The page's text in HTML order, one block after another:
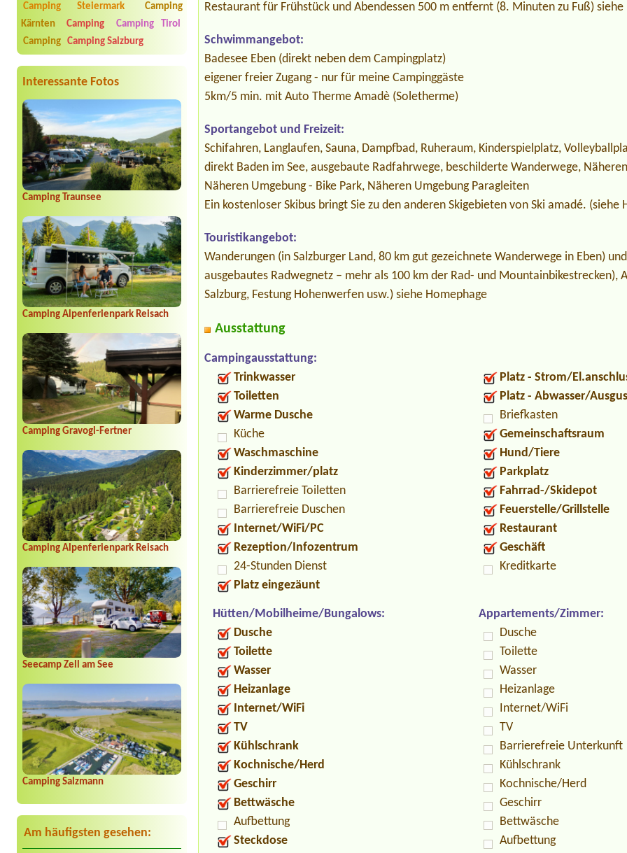
Camping Steiermark
Camping
Kärnten
Camping
Camping Tirol
Camping Camping Salzburg
Interessante Fotos
Camping Traunsee
Camping Alpenferienpark Reisach
Camping Gravogl-Fertner
Camping Alpenferienpark Reisach
Seecamp Zell am See
Camping Salzmann
Am häufigsten gesehen:
Restaurant für Frühstück und Abendessen 500 m entfernt (8. Minuten zu Fuß) siehe
Schwimmangebot:
Badesee Eben (direkt neben dem Campingplatz)
eigener freier Zugang - nur für meine Campinggäste
5km/5 min. mit Auto Therme Amadè (Soletherme)
Sportangebot und Freizeit:
Schifahren, Langlaufen, Sauna, Dampfbad, Ruheraum, Kinderspielplatz,
direkt Baden im See, ausgebaute Radfahrwege, beschilderte Wanderwege,
Näheren Umgebung - Bike Park, Näheren Umgebung Paragleiten
Ein kostenloser Skibus bringt Sie zu den anderen Skigebieten von Ski amadé. (siehe
Touristikangebot:
Wanderungen (in Salzburger Land, 80 km gut gezeichnete Wanderwege in Eben)
ausgebautes Radwegnetz – mehr als 100 km der Rad- und Mountainbikestrecken),
Salzburg, Festung Hohenwerfen usw.) siehe Homephage
Ausstattung
Campingausstattung:
Trinkwasser
Toiletten
Warme Dusche
Küche
Waschmaschine
Kinderzimmer/platz
Barrierefreie Toiletten
Barrierefreie Duschen
Internet/WiFi/PC
Rezeption/Infozentrum
24-Stunden Dienst
Platz eingezäunt
Platz - Strom/
Platz - Abwasser/
Briefkasten
Gemeinschaftsraum
Hund/Tiere
Parkplatz
Fahrrad-/Skidepot
Feuerstelle/Grillstelle
Restaurant
Geschäft
Kreditkarte
Hütten/Mobilheime/Bungalows:
Dusche
Toilette
Wasser
Heizanlage
Internet/WiFi
TV
Kühlschrank
Kochnische/Herd
Geschirr
Bettwäsche
Aufbettung
Steckdose
Appartements/Zimmer:
Dusche
Toilette
Wasser
Heizanlage
Internet/WiFi
TV
Barrierefreie Unterkunft
Kühlschrank
Kochnische/Herd
Geschirr
Bettwäsche
Aufbettung